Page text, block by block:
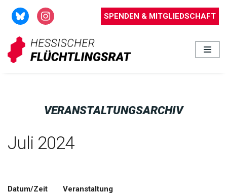
Zum
Inhalt
springen
SPENDEN & MITGLIEDSCHAFT
VERANSTALTUNGSARCHIV
Juli 2024
Datum/Zeit Veranstaltung